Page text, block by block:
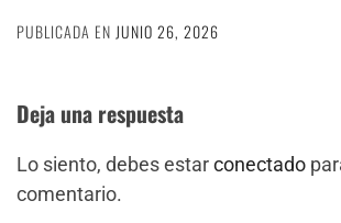
PUBLICADA EN JUNIO 26, 2026
Deja una respuesta
Lo siento, debes estarconectado
comentario.